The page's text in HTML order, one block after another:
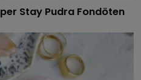
Stay Pudra Fondöten